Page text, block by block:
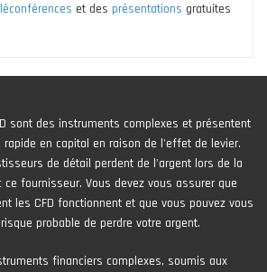
et des présentations gratuites
sont des instruments complexes et présentent
rapide en capital en raison de l'effet de levier.
de détail perdent de l'argent lors de la
ce fournisseur. Vous devez vous assurer que
les CFD fonctionnent et que vous pouvez vous
probable de perdre votre argent.
financiers complexes, soumis aux